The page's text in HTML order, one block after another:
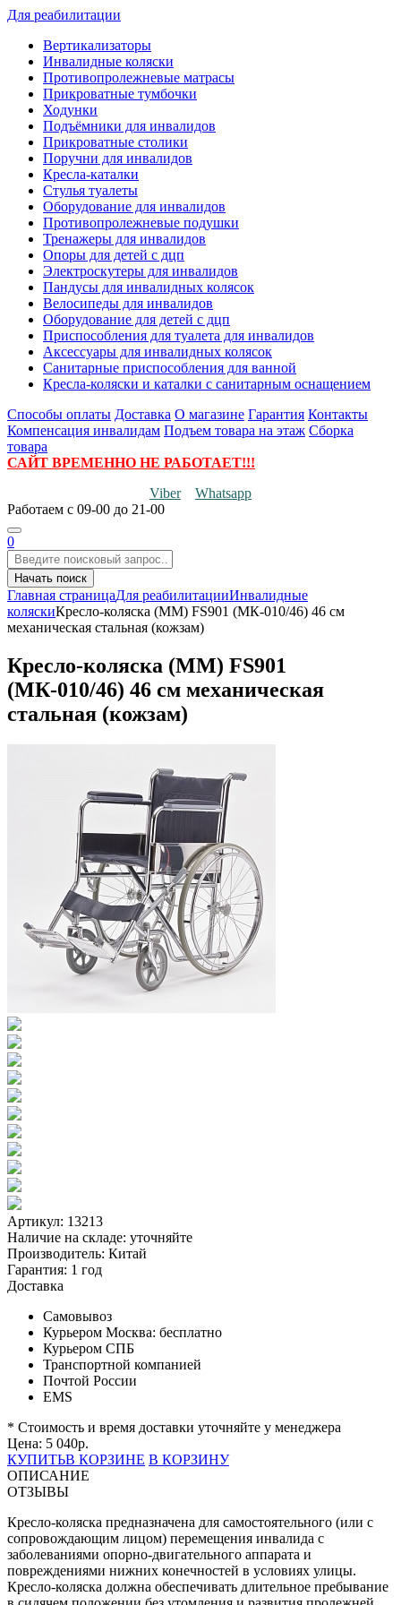
Для реабилитации
Вертикализаторы
Инвалидные коляски
Противопролежневые матрасы
Прикроватные тумбочки
Ходунки
Подъёмники для инвалидов
Прикроватные столики
Поручни для инвалидов
Кресла-каталки
Стулья туалеты
Оборудование для инвалидов
Противопролежневые подушки
Тренажеры для инвалидов
Опоры для детей с дцп
Электроскутеры для инвалидов
Пандусы для инвалидных колясок
Велосипеды для инвалидов
Оборудование для детей с дцп
Приспособления для туалета для инвалидов
Аксессуары для инвалидных колясок
Санитарные приспособления для ванной
Кресла-коляски и каталки с санитарным оснащением
Способы оплаты Доставка О магазине Гарантия Контакты
Компенсация инвалидам Подъем товара на этаж Сборка
товара
САЙТ ВРЕМЕННО НЕ РАБОТАЕТ!!!
Viber
Whatsapp
Работаем с 09-00 до 21-00
0
Начать поиск
Главная страницаДля реабилитацииИнвалидные
коляскиКресло-коляска (ММ) FS901 (МК-010/46) 46 см
механическая стальная (кожзам)
Кресло-коляска (ММ) FS901
(МК-010/46) 46 см механическая
стальная (кожзам)
Артикул: 13213
Наличие на складе: уточняйте
Производитель: Китай
Гарантия: 1 год
Доставка
Самовывоз
Курьером Москва: бесплатно
Курьером СПБ
Транспортной компанией
Почтой России
EMS
* Стоимость и время доставки уточняйте у менеджера
Цена: 5 040р.
КУПИТЬВ КОРЗИНЕ В КОРЗИНУ
ОПИСАНИЕ
ОТЗЫВЫ
Кресло-коляска предназначена для самостоятельного (или с
сопровождающим лицом) перемещения инвалида с
заболеваниями опорно-двигательного аппарата и
повреждениями нижних конечностей в условиях улицы.
Кресло-коляска должна обеспечивать длительное пребывание